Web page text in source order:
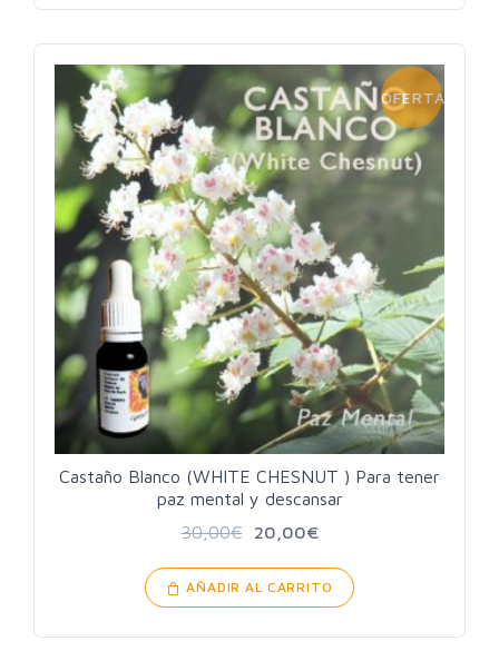
OFERTA!
Castaño Blanco (WHITE CHESNUT ) Para tener
paz mental y descansar
30,00€ 20,00€
AÑADIR AL CARRITO